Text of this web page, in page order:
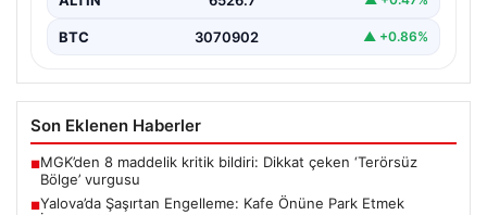
BTC 3070902 ▲ +0.86%
Son Eklenen Haberler
■MGK’den 8 maddelik kritik bildiri: Dikkat çeken ‘Terörsüz
Bölge’ vurgusu
■Yalova’da Şaşırtan Engelleme: Kafe Önüne Park Etmek